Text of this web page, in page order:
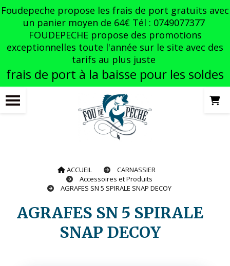
Foudepeche propose les frais de port gratuits avec
un panier moyen de 64€ Tél : 0749077377
FOUDEPECHE propose des promotions
exceptionnelles toute l'année sur le site avec des
tarifs au plus juste
frais de port à la baisse pour les soldes
ACCUEIL
CARNASSIER
Accessoires et Produits
AGRAFES SN 5 SPIRALE SNAP DECOY
AGRAFES SN 5 SPIRALE
SNAP DECOY